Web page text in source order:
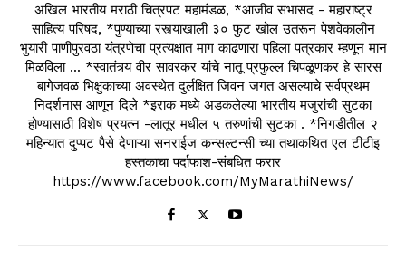
अखिल भारतीय मराठी चित्रपट महामंडळ, *आजीव सभासद - महाराष्ट्र
साहित्य परिषद, *पुण्याच्या रस्त्याखाली ३० फुट खोल उतरून पेशवेकालीन
भुयारी पाणीपुरवठा यंत्रणेचा प्रत्यक्षात माग काढणारा पहिला पत्रकार म्हणून मान
मिळविला ... *स्वातंत्र्य वीर सावरकर यांचे नातू प्रफुल्ल चिपळूणकर हे सारस
बागेजवळ भिक्षुकाच्या अवस्थेत दुर्लक्षित जिवन जगत असल्याचे सर्वप्रथम
निदर्शनास आणून दिले *इराक मध्ये अडकलेल्या भारतीय मजुरांची सुटका
होण्यासाठी विशेष प्रयत्न -लातूर मधील ५ तरुणांची सुटका . *निगडीतील २
महिन्यात दुप्पट पैसे देणाऱ्या सनराईज कन्सल्टन्सी च्या तथाकथित एल टीटीइ
हस्तकाचा पर्दाफाश-संबधित फरार
https://www.facebook.com/MyMarathiNews/